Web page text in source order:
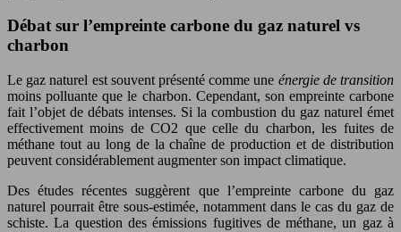
Débat sur l’empreinte carbone du gaz naturel vs
charbon
Le gaz naturel est souvent présenté comme une énergie de transition
moins polluante que le charbon. Cependant, son empreinte carbone
fait l’objet de débats intenses. Si la combustion du gaz naturel émet
effectivement moins de CO2 que celle du charbon, les fuites de
méthane tout au long de la chaîne de production et de distribution
peuvent considérablement augmenter son impact climatique.
Des études récentes suggèrent que l’empreinte carbone du gaz
naturel pourrait être sous-estimée, notamment dans le cas du gaz de
schiste. La question des émissions fugitives de méthane, un gaz à